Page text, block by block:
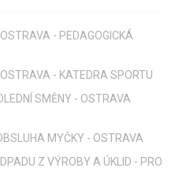
- PEDAGOGICKÁ
- KATEDRA SPORTU
SMĚNY - OSTRAVA
MYČKY - OSTRAVA
Z VÝROBY A ÚKLID - PRO